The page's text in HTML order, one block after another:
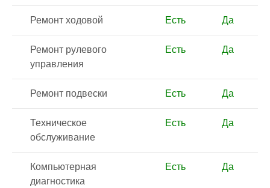
Ремонт ходовой Есть Да
Ремонт рулевого
управления
Есть Да
Ремонт подвески Есть Да
Техническое
обслуживание
Есть Да
Компьютерная
диагностика
Есть Да